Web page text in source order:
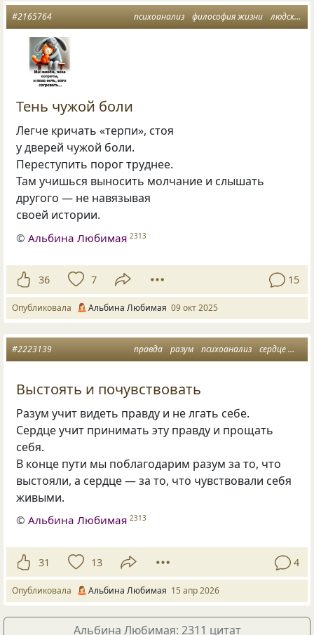
психоанализ философия жизни людское
#2165764
Тень чужой боли
Легче кричать «терпи», стоя
у дверей чужой боли.
Переступить порог труднее.
Там учишься выносить молчание и слышать
другого — не навязывая
своей истории.
©Альбина Любимая 2313
36 7 15
Опубликовала Альбина Любимая 09 окт 2025
правда разум психоанализ сердце
#2223139
Выстоять и почувствовать
Разум учит видеть правду и не лгать себе.
Сердце учит принимать эту правду и прощать
себя.
В конце пути мы поблагодарим разум за то, что
выстояли, а сердце — за то, что чувствовали себя
живыми.
©Альбина Любимая 2313
31 13 4
Опубликовала Альбина Любимая 15 апр 2026
Альбина Любимая: 2311 цитат